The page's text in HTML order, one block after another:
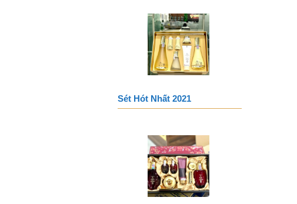
Sét Hót Nhất 2021